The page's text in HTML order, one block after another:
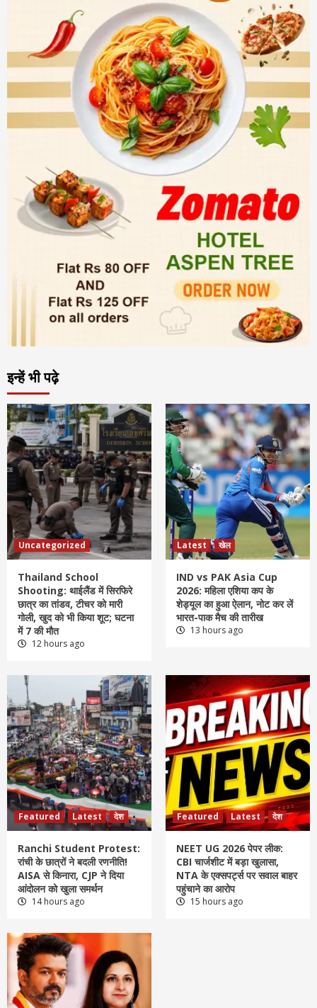
इन्हें भी पढ़े
Uncategorized
Thailand School
Shooting: थाईलैंड में सिरफिरे
छात्र का तांडव, टीचर को मारी
गोली, खुद को भी किया शूट; घटना
में 7 की मौत
12 hours ago
Latest खेल
IND vs PAK Asia Cup
2026: महिला एशिया कप के
शेड्यूल का हुआ ऐलान, नोट कर लें
भारत-पाक मैच की तारीख
13 hours ago
Featured Latest देश
Ranchi Student Protest:
रांची के छात्रों ने बदली रणनीति!
AISA से किनारा, CJP ने दिया
आंदोलन को खुला समर्थन
14 hours ago
Featured Latest देश
NEET UG 2026 पेपर लीक:
CBI चार्जशीट में बड़ा खुलासा,
NTA के एक्सपर्ट्स पर सवाल बाहर
पहुंचाने का आरोप
15 hours ago